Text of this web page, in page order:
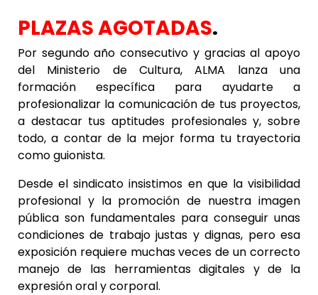
PLAZAS AGOTADAS.
Por segundo año consecutivo y gracias al apoyo
del Ministerio de Cultura, ALMA lanza una
formación específica para ayudarte a
profesionalizar la comunicación de tus proyectos,
a destacar tus aptitudes profesionales y, sobre
todo, a contar de la mejor forma tu trayectoria
como guionista.
Desde el sindicato insistimos en que la visibilidad
profesional y la promoción de nuestra imagen
pública son fundamentales para conseguir unas
condiciones de trabajo justas y dignas, pero esa
exposición requiere muchas veces de un correcto
manejo de las herramientas digitales y de la
expresión oral y corporal.